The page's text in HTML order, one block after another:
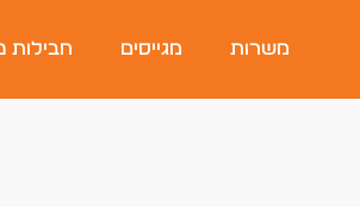
משרות מגייסים חבילות